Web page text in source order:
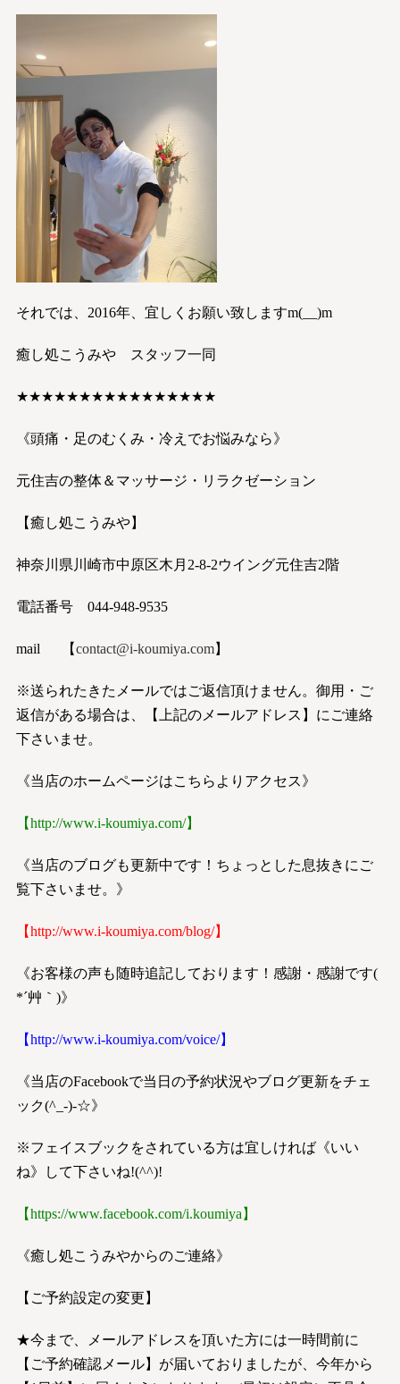
それでは、2016年、宜しくお願い致しますm(__)m
癒し処こうみや スタッフ一同
★★★★★★★★★★★★★★★★
《頭痛・足のむくみ・冷えでお悩みなら》
元住吉の整体＆マッサージ・リラクゼーション
【癒し処こうみや】
神奈川県川崎市中原区木月2-8-2ウイング元住吉2階
電話番号 044-948-9535
mail 【contact@i-koumiya.com】
※送られたきたメールではご返信頂けません。御用・ご
返信がある場合は、【上記のメールアドレス】にご連絡
下さいませ。
《当店のホームページはこちらよりアクセス》
【http://www.i-koumiya.com/】
《当店のブログも更新中です！ちょっとした息抜きにご
覧下さいませ。》
【http://www.i-koumiya.com/blog/】
《お客様の声も随時追記しております！感謝・感謝です(
*´艸｀)》
【http://www.i-koumiya.com/voice/】
《当店のFacebookで当日の予約状況やブログ更新をチェ
ック(^_-)-☆》
※フェイスブックをされている方は宜しければ《いい
ね》して下さいね!(^^)!
【https://www.facebook.com/i.koumiya 】
《癒し処こうみやからのご連絡》
【ご予約設定の変更】
★今まで、メールアドレスを頂いた方には一時間前に
【ご予約確認メール】が届いておりましたが、今年から